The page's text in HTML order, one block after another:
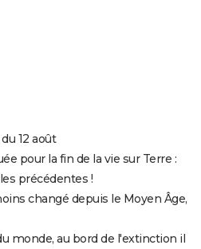
12 août
pour la fin de la vie sur Terre :
précédentes !
changé depuis le Moyen Âge,
monde, au bord de l'extinction il